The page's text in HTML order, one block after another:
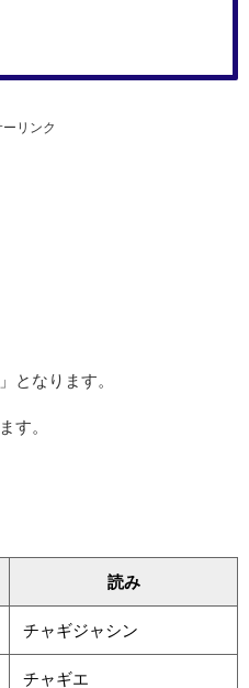
ーリンク
となります。
す。
読み
チャギジャシン
チャギエ